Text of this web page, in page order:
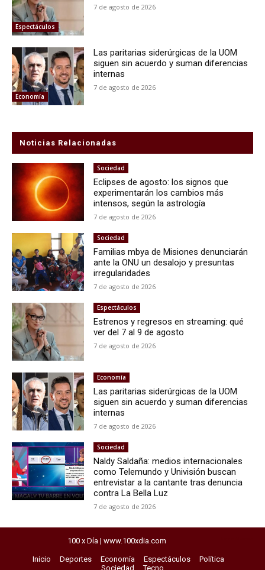
Espectáculos
7 de agosto de 2026
Economía
Las paritarias siderúrgicas de la UOM
siguen sin acuerdo y suman diferencias
internas
7 de agosto de 2026
Noticias Relacionadas
Sociedad
Eclipses de agosto: los signos que
experimentarán los cambios más
intensos, según la astrología
7 de agosto de 2026
Sociedad
Familias mbya de Misiones denunciarán
ante la ONU un desalojo y presuntas
irregularidades
7 de agosto de 2026
Espectáculos
Estrenos y regresos en streaming: qué
ver del 7 al 9 de agosto
7 de agosto de 2026
Economía
Las paritarias siderúrgicas de la UOM
siguen sin acuerdo y suman diferencias
internas
7 de agosto de 2026
Sociedad
Naldy Saldaña: medios internacionales
como Telemundo y Univisión buscan
entrevistar a la cantante tras denuncia
contra La Bella Luz
7 de agosto de 2026
100 x Día | www.100xdia.com
Inicio Deportes Economía Espectáculos
Política
Sociedad
Tecno